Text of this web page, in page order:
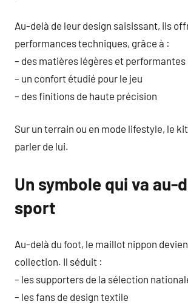
Au-delà de leur design saisissant, ils
performances techniques, grâce à :
– des matières légères et performantes
– un confort étudié pour le jeu
– des finitions de haute précision
Sur un terrain ou en mode lifestyle, le
parler de lui.
Un symbole qui va au-
sport
Au-delà du foot, le maillot nippon
collection. Il séduit :
– les supporters de la sélection
– les fans de design textile